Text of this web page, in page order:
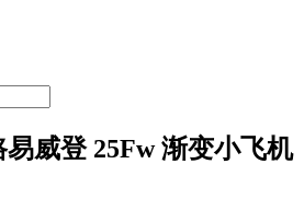
威登 25Fw 渐变小飞机